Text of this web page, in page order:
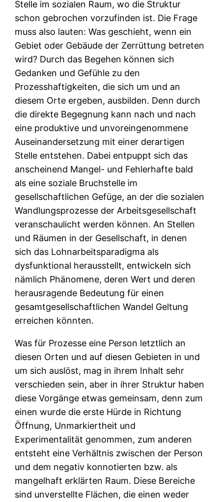
Stelle im sozialen Raum, wo die Struktur
schon gebrochen vorzufinden ist. Die Frage
muss also lauten: Was geschieht, wenn ein
Gebiet oder Gebäude der Zerrüttung betreten
wird? Durch das Begehen können sich
Gedanken und Gefühle zu den
Prozesshaftigkeiten, die sich um und an
diesem Orte ergeben, ausbilden. Denn durch
die direkte Begegnung kann nach und nach
eine produktive und unvoreingenommene
Auseinandersetzung mit einer derartigen
Stelle entstehen. Dabei entpuppt sich das
anscheinend Mangel- und Fehlerhafte bald
als eine soziale Bruchstelle im
gesellschaftlichen Gefüge, an der die sozialen
Wandlungsprozesse der Arbeitsgesellschaft
veranschaulicht werden können. An Stellen
und Räumen in der Gesellschaft, in denen
sich das Lohnarbeitsparadigma als
dysfunktional herausstellt, entwickeln sich
nämlich Phänomene, deren Wert und deren
herausragende Bedeutung für einen
gesamtgesellschaftlichen Wandel Geltung
erreichen könnten.
Was für Prozesse eine Person letztlich an
diesen Orten und auf diesen Gebieten in und
um sich auslöst, mag in ihrem Inhalt sehr
verschieden sein, aber in ihrer Struktur haben
diese Vorgänge etwas gemeinsam, denn zum
einen wurde die erste Hürde in Richtung
Öffnung, Unmarkiertheit und
Experimentalität genommen, zum anderen
entsteht eine Verhältnis zwischen der Person
und dem negativ konnotierten bzw. als
mangelhaft erklärten Raum. Diese Bereiche
sind unverstellte Flächen, die einen weder